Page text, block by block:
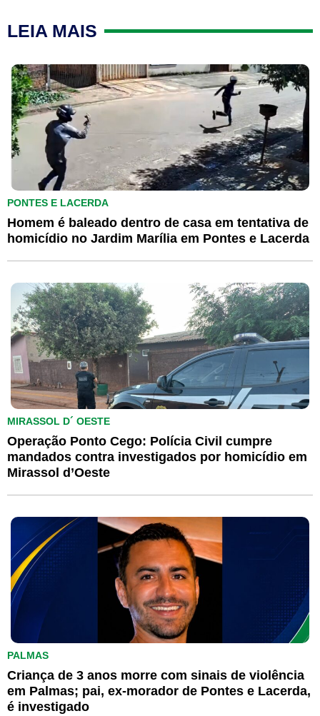
LEIA MAIS
PONTES E LACERDA
Homem é baleado dentro de casa em tentativa de
homicídio no Jardim Marília em Pontes e Lacerda
MIRASSOL D´ OESTE
Operação Ponto Cego: Polícia Civil cumpre
mandados contra investigados por homicídio em
Mirassol d’Oeste
PALMAS
Criança de 3 anos morre com sinais de violência
em Palmas; pai, ex-morador de Pontes e Lacerda,
é investigado